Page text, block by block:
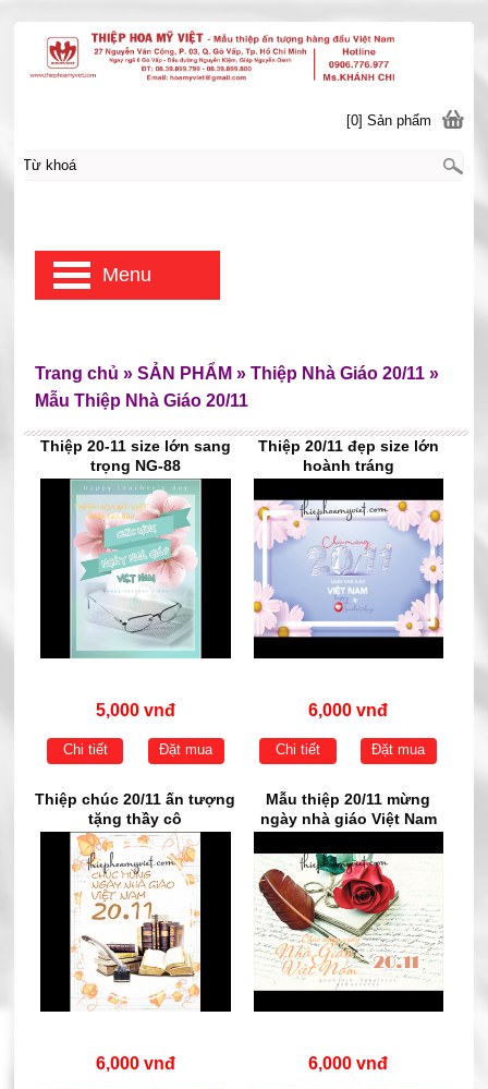
Thiệp 20-11 size lớn sang
trọng NG-88
5,000 vnđ
Chi tiết Đặt mua
Thiệp 20/11 đẹp size lớn
hoành tráng
6,000 vnđ
Chi tiết Đặt mua
Thiệp chúc 20/11 ấn tượng
tặng thầy cô
6,000 vnđ
Mẫu thiệp 20/11 mừng
ngày nhà giáo Việt Nam
6,000 vnđ
Trang chủ » SẢN PHẨM » Thiệp Nhà Giáo 20/11 »
Mẫu Thiệp Nhà Giáo 20/11
[0] Sản phẩm
Menu